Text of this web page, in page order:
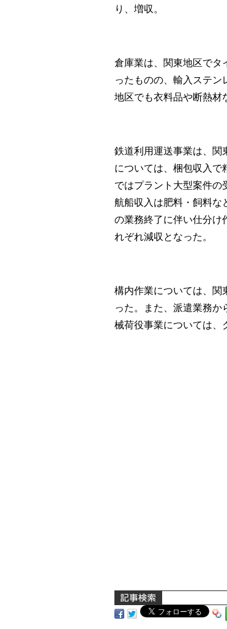
り、増収。
倉庫業は、関東地区でタ
ったものの、輸入ステ
地区でも衣料品や断熱材
鉄道利用運送事業は、関
については、梱包収入
ではプラント大型案件
航船収入は肥料・飼料な
の業務終了に伴い仕分け
れぞれ減収となった。
構内作業については、関
った。また、派遣業務
械荷役事業については、